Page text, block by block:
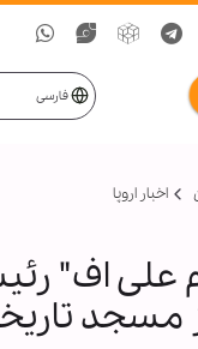
فارسی
اخبار اروپا
علی اف"
مسجد